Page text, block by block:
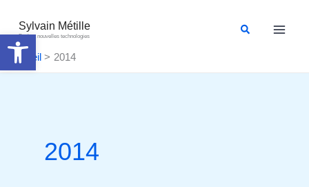
Ouvrir la barre d’outils
contenu
Sylvain Métille
Droit et nouvelles technologies
Rechercher
Accueil 2014
2014